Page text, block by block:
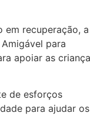
em recuperação, a
para
apoiar as
de esforços
para ajudar os